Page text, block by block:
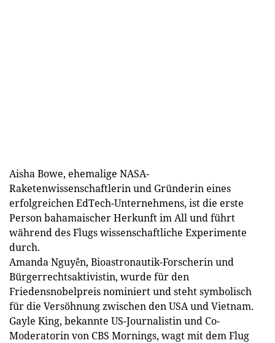
Aisha Bowe, ehemalige NASA-
Raketenwissenschaftlerin und Gründerin eines
erfolgreichen EdTech-Unternehmens, ist die erste
Person bahamaischer Herkunft im All und führt
während des Flugs wissenschaftliche Experimente
durch.
Amanda Nguyễn, Bioastronautik-Forscherin und
Bürgerrechtsaktivistin, wurde für den
Friedensnobelpreis nominiert und steht symbolisch
für die Versöhnung zwischen den USA und Vietnam.
Gayle King, bekannte US-Journalistin und Co-
Moderatorin von CBS Mornings, wagt mit dem Flug